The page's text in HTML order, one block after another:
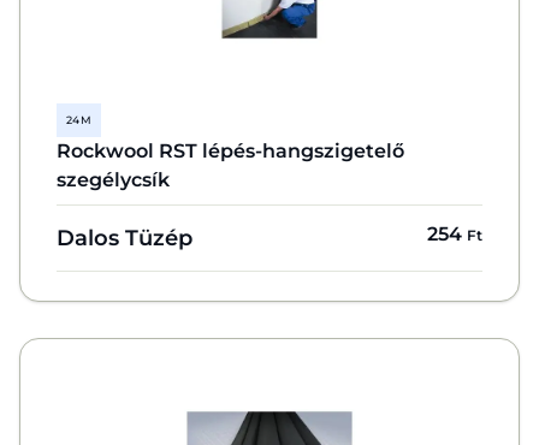
24 M
Rockwool RST lépés-hangszigetelő
szegélycsík
Dalos Tüzép 254 Ft